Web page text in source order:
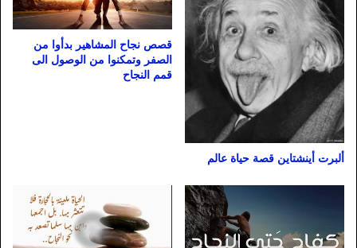
ألبرت أينشتاين قصة حياة عالم
قصص نجاح المشاهير بدأوا من
الصفر وتمكنوا من الوصول الى
قمم النجاح